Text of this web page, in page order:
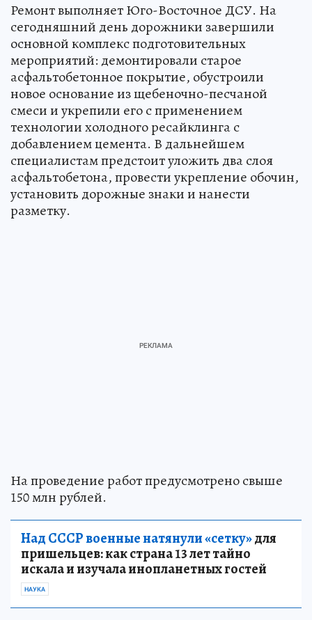
Ремонт выполняет Юго-Восточное ДСУ. На
сегодняшний день дорожники завершили
основной комплекс подготовительных
мероприятий: демонтировали старое
асфальтобетонное покрытие, обустроили
новое основание из щебеночно-песчаной
смеси и укрепили его с применением
технологии холодного ресайклинга с
добавлением цемента. В дальнейшем
специалистам предстоит уложить два слоя
асфальтобетона, провести укрепление обочин,
установить дорожные знаки и нанести
разметку.
На проведение работ предусмотрено свыше
150 млн рублей.
Над СССР военные натянули «сетку»для
пришельцев: как страна 13 лет тайно
искала и изучала инопланетных гостей
НАУКА